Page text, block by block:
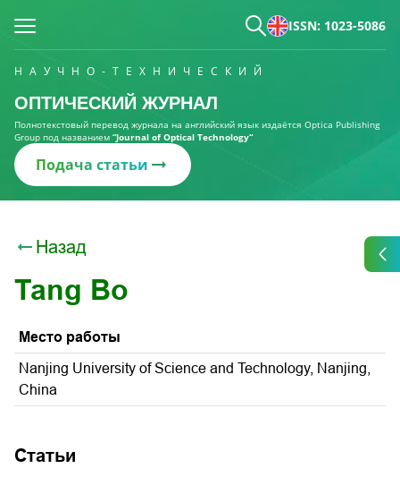
ISSN: 1023-5086
НАУЧНО-ТЕХНИЧЕСКИЙ
ОПТИЧЕСКИЙ ЖУРНАЛ
Полнотекстовый перевод журнала на английский язык издаётся Optica Publishing
Group под названием “Journal of Optical Technology“
Подача статьи
Назад
Tang Bo
Место работы
Nanjing University of Science and Technology, Nanjing,
China
Статьи